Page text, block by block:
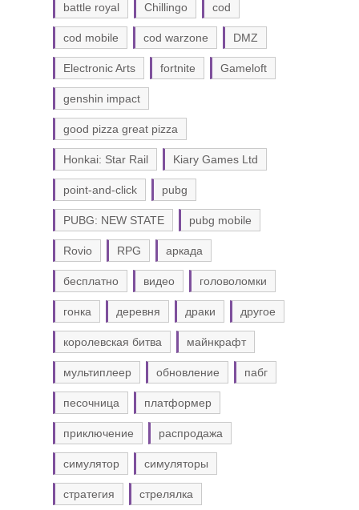
battle royal Chillingo cod
cod mobile cod warzone DMZ
Electronic Arts fortnite Gameloft
genshin impact
good pizza great pizza
Honkai: Star Rail Kiary Games Ltd
point-and-click pubg
PUBG: NEW STATE pubg mobile
Rovio RPG аркада
бесплатно видео головоломки
гонка деревня драки другое
королевская битва майнкрафт
мультиплеер обновление пабг
песочница платформер
приключение распродажа
симулятор симуляторы
стратегия стрелялка